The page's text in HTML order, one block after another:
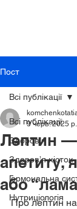
Пост
Всі публікації
Здоров’я
Здоров’я кісток
Гормональна
Нутриціологія
Всі публікації
Лептин
апетиту,
або
9 черв. 2025 р.
Про лептин